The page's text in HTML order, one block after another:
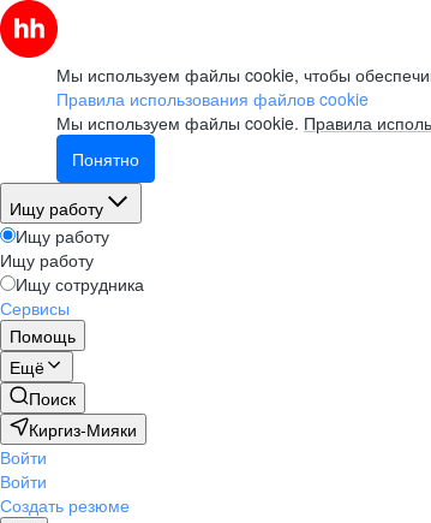
Мы используем файлы cookie, чтобы
Правила использования файлов cookie
Мы используем файлы cookie. Правила
Понятно
Ищу работу
Ищу работу
Ищу работу
Ищу сотрудника
Сервисы
Помощь
Ещё
Поиск
Киргиз-Мияки
Войти
Войти
Создать резюме